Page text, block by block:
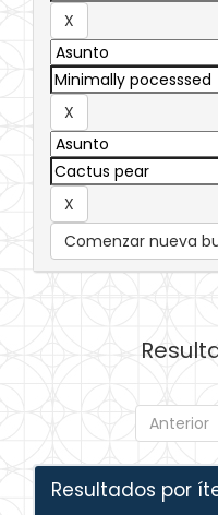
Comenzar nueva
Anterior
Resultados por